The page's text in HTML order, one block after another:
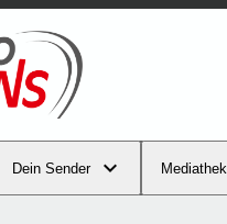
Dein Sender Mediathek